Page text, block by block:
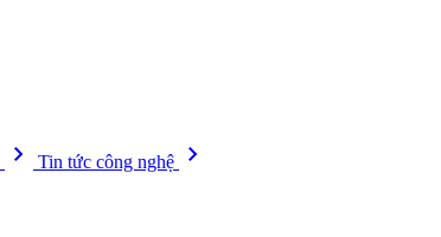
chevron_right Tin tức công nghệ chevron_right